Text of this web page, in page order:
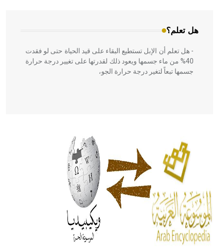
هل تعلم؟
- هل تعلم أن الإبل تستطيع البقاء على قيد الحياة حتى لو فقدت
40% من ماء جسمها ويعود ذلك لقدرتها على تغيير درجة حرارة
جسمها تبعاً لتغير درجة حرارة الجو،
الحكم، الأدلة، تنظيم التغذية، ورسالته في جروح الرأس. ويعود
له الفضل بأنه حرر الطب من الدين والفلسفة.
- هل تعلم أن المرجان إفراز حيواني يتكون في البحر ويتركب
من مادة كربونات الكلسيوم، وهو أحمر أو شديد الحمرة وهو
أجود أنواعه، ويمتاز بكبر الحجم ويسمى الش